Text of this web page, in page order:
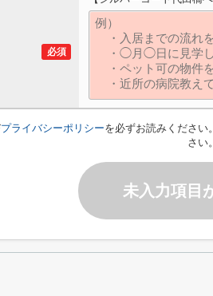
必須
プライバシーポリシーを必ずお読みください
さい。
未入力項目